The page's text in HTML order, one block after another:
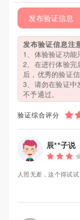
发布验证信息
发布验证信息注
1、体验验证功能
2、在进行体验完
后，优秀的验证
3、请勿在验证中
不予通过。
验证综合评分
辰**子说
人照无差，这个得试试